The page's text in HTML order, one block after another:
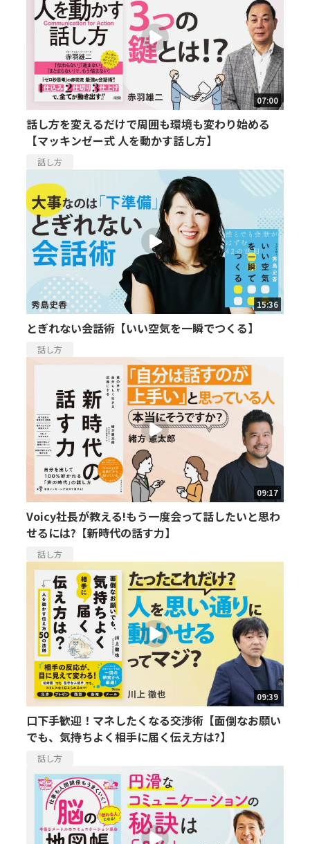
07:00
話し方を変えるだけで周囲も環境も変わり始める
【マッキンゼー式 人を動かす話し方】
話し方
15:36
とぎれない会話術【いい空気を一瞬でつくる】
話し方
09:17
Voicy社長が教える!もう一度会って話したいと思わ
せるには?【新時代の話す力】
話し方
09:39
口下手歓迎！マネしたくなる交渉術【面倒なお願い
でも、気持ちよく相手に届く伝え方は?】
話し方